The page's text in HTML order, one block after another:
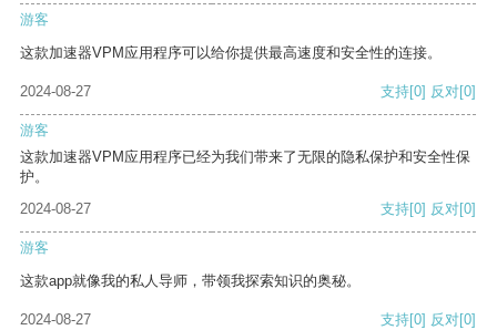
游客
这款加速器VPM应用程序可以给你提供最高速度和安全性的连接。
2024-08-27 支持[0] 反对[0]
游客
这款加速器VPM应用程序已经为我们带来了无限的隐私保护和安全性保
护。
2024-08-27
支持[0] 反对[0]
游客
这款app就像我的私人导师，带领我探索知识的奥秘。
2024-08-27 支持[0] 反对[0]